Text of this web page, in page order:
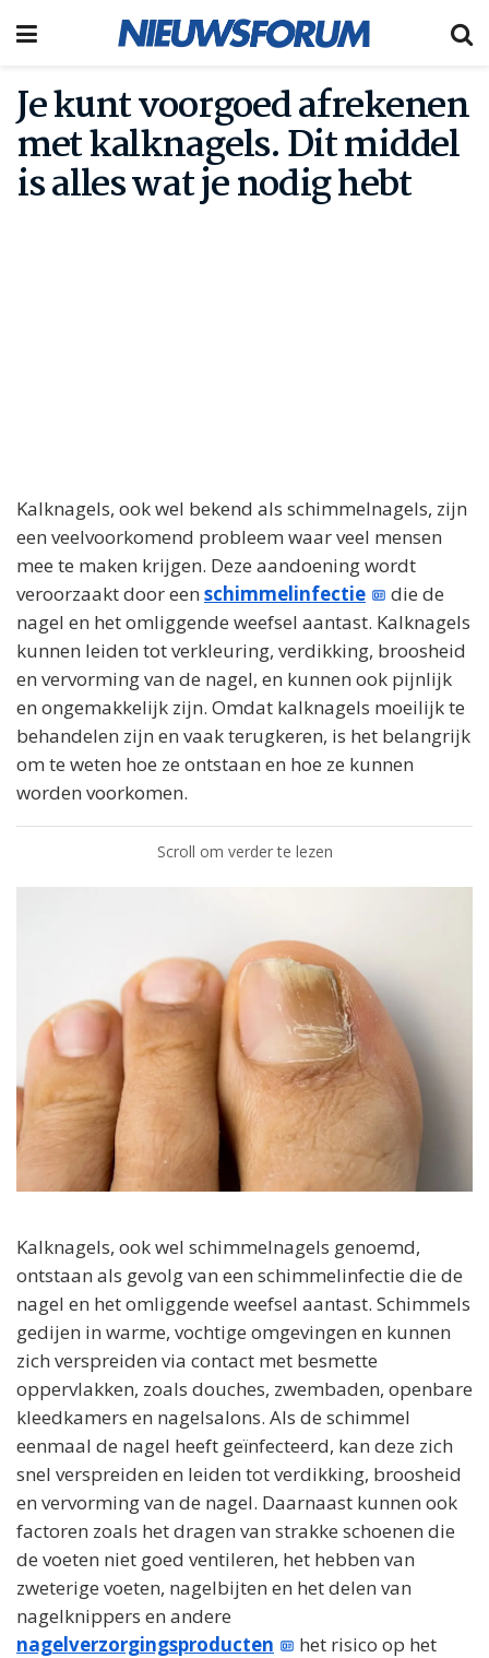
Je kunt voorgoed afrekenen
met kalknagels. Dit middel
is alles wat je nodig hebt
Kalknagels, ook wel bekend als schimmelnagels, zijn
een veelvoorkomend probleem waar veel mensen
mee te maken krijgen. Deze aandoening wordt
veroorzaakt door een schimmelinfectie
die de
nagel en het omliggende weefsel aantast. Kalknagels
kunnen leiden tot verkleuring, verdikking, broosheid
en vervorming van de nagel, en kunnen ook pijnlijk
en ongemakkelijk zijn. Omdat kalknagels moeilijk te
behandelen zijn en vaak terugkeren, is het belangrijk
om te weten hoe ze ontstaan en hoe ze kunnen
worden voorkomen.
Scroll om verder te lezen
Kalknagels, ook wel schimmelnagels genoemd,
ontstaan als gevolg van een schimmelinfectie die de
nagel en het omliggende weefsel aantast. Schimmels
gedijen in warme, vochtige omgevingen en kunnen
zich verspreiden via contact met besmette
oppervlakken, zoals douches, zwembaden, openbare
kleedkamers en nagelsalons. Als de schimmel
eenmaal de nagel heeft geïnfecteerd, kan deze zich
snel verspreiden en leiden tot verdikking, broosheid
en vervorming van de nagel. Daarnaast kunnen ook
factoren zoals het dragen van strakke schoenen die
de voeten niet goed ventileren, het hebben van
zweterige voeten, nagelbijten en het delen van
nagelknippers en andere
nagelverzorgingsproducten
het risico op het